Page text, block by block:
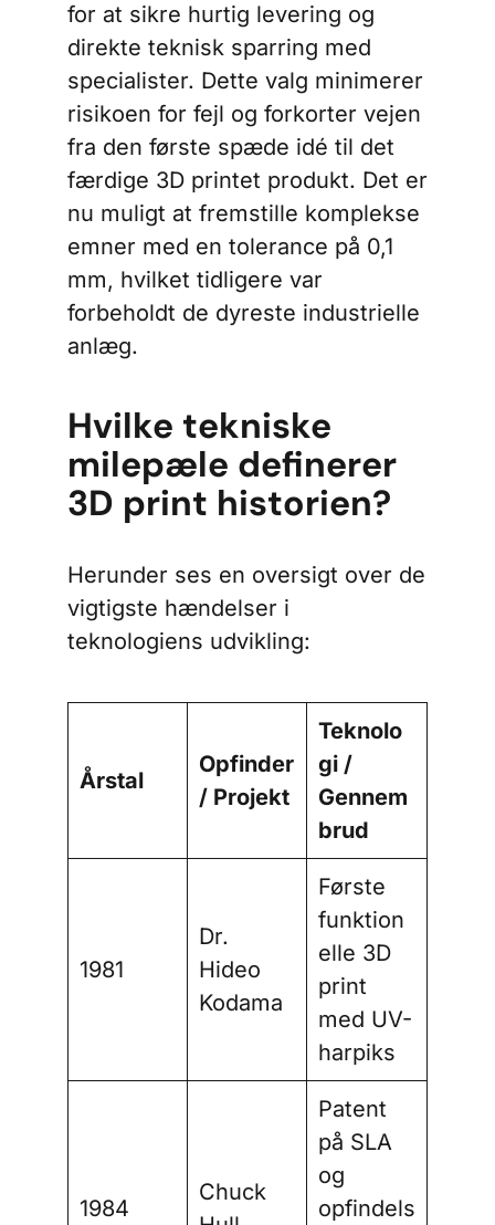
for at sikre hurtig levering og
direkte teknisk sparring med
specialister. Dette valg minimerer
risikoen for fejl og forkorter vejen
fra den første spæde idé til det
færdige 3D printet produkt. Det er
nu muligt at fremstille komplekse
emner med en tolerance på 0,1
mm, hvilket tidligere var
forbeholdt de dyreste industrielle
anlæg.
Hvilke tekniske
milepæle definerer
3D print historien?
Herunder ses en oversigt over de
vigtigste hændelser i
teknologiens udvikling:
Årstal
Opfinder
/ Projekt
Teknolo
gi /
Gennem
brud
1981
Dr.
Hideo
Kodama
Første
funktion
elle 3D
print
med UV-
harpiks
1984
Chuck
Patent
på SLA
og
opfindels